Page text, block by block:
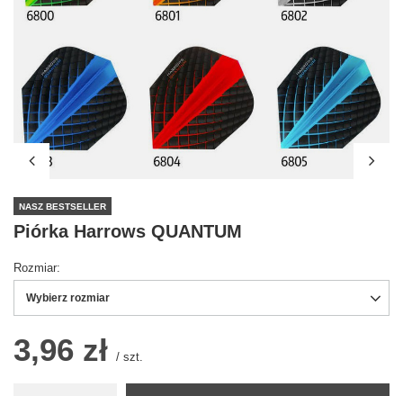
NASZ BESTSELLER
Piórka Harrows QUANTUM
Rozmiar
Wybierz rozmiar
3,96 zł / szt.